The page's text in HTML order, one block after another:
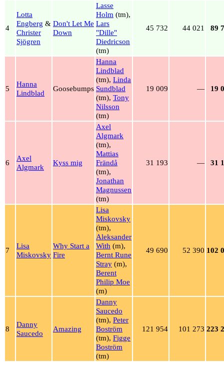
4
Lotta
Engberg &
Christer
Sjögren
Don't Let Me
Down
Lasse
Holm (tm),
Lars
"Dille"
Diedricson
(tm)
45 732 44 021 89
5
Hanna
Lindblad
Goosebumps
Hanna
Lindblad
(tm), Linda
Sundblad
(tm), Tony
Nilsson
(tm)
19 009 — 19
6
Axel
Algmark
Kyss mig
Axel
Algmark
(tm),
Mattias
Frändå
(tm),
Jonathan
Magnussen
(tm)
31 193 — 31
7
Lisa
Miskovsky
Why Start a
Fire
Lisa
Miskovsky
(tm),
Aleksander
With (m),
Bernt Rune
Stray (m),
Berent
Philip Moe
(m)
49 690 52 390 102
8
Danny
Saucedo
Amazing
Danny
Saucedo
(tm), Peter
Boström
(tm), Figge
Boström
(tm)
121 954 101 273 223